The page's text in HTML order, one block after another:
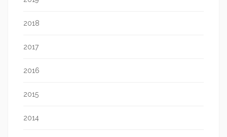
2018
2017
2016
2015
2014